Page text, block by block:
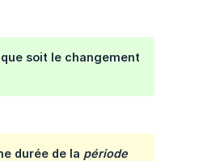
soit le changement
durée de la période